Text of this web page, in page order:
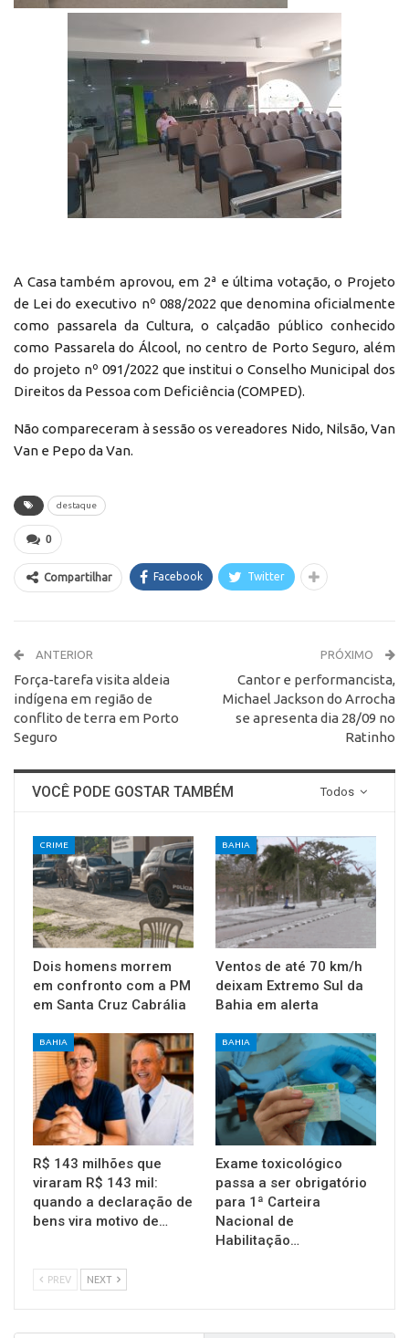
A Casa também aprovou, em 2ª e última votação, o Projeto
de Lei do executivo nº 088/2022 que denomina oficialmente
como passarela da Cultura, o calçadão público conhecido
como Passarela do Álcool, no centro de Porto Seguro, além
do projeto nº 091/2022 que institui o Conselho Municipal dos
Direitos da Pessoa com Deficiência (COMPED).
Não compareceram à sessão os vereadores Nido, Nilsão, Van
Van e Pepo da Van.
destaque
0
Compartilhar Facebook Twitter
ANTERIOR
Força-tarefa visita aldeia
indígena em região de
conflito de terra em Porto
Seguro
PRÓXIMO
Cantor e performancista,
Michael Jackson do Arrocha
se apresenta dia 28/09 no
Ratinho
Todos
VOCÊ PODE GOSTAR TAMBÉM
CRIME
Dois homens morrem
em confronto com a PM
em Santa Cruz Cabrália
BAHIA
Ventos de até 70 km/h
deixam Extremo Sul da
Bahia em alerta
BAHIA
R$ 143 milhões que
viraram R$ 143 mil:
quando a declaração de
bens vira motivo de…
BAHIA
Exame toxicológico
passa a ser obrigatório
para 1ª Carteira
Nacional de
Habilitação…
PREV NEXT